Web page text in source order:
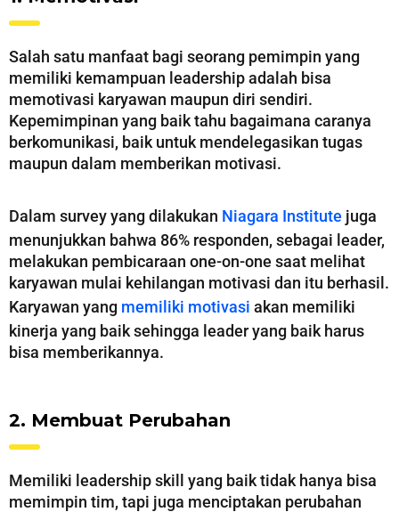
Salah satu manfaat bagi seorang pemimpin yang
memiliki kemampuan leadership adalah bisa
memotivasi karyawan maupun diri sendiri.
Kepemimpinan yang baik tahu bagaimana caranya
berkomunikasi, baik untuk mendelegasikan tugas
maupun dalam memberikan motivasi.
Dalam survey yang dilakukan Niagara Institute juga
menunjukkan bahwa 86% responden, sebagai leader,
melakukan pembicaraan one-on-one saat melihat
karyawan mulai kehilangan motivasi dan itu berhasil.
Karyawan yang memiliki motivasi akan memiliki
kinerja yang baik sehingga leader yang baik harus
bisa memberikannya.
2. Membuat Perubahan
Memiliki leadership skill yang baik tidak hanya bisa
memimpin tim, tapi juga menciptakan perubahan